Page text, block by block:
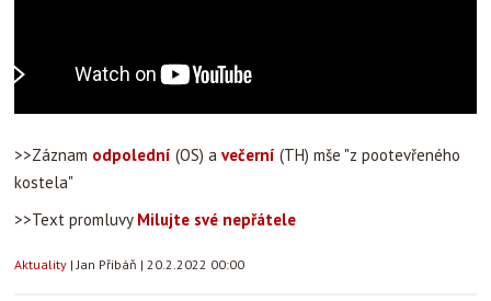
>>Záznam odpolední (OS) a večerní (TH) mše "z pootevřeného
kostela"
>>Text promluvy Milujte své nepřátele
Aktuality |Jan Přibáň | 20.2.2022 00:00